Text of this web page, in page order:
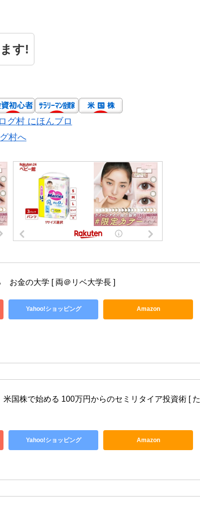
す!
お金の大学 [ 両＠リベ大学長 ]
Yahoo!ショッピング Amazon
国株で始める 100万円からのセミリタイア投資術 [ た
Yahoo!ショッピング Amazon